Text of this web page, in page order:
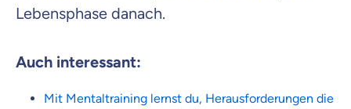
Lebensphase danach.
Auch interessant:
Mit Mentaltraining lernst du, Herausforderungen die